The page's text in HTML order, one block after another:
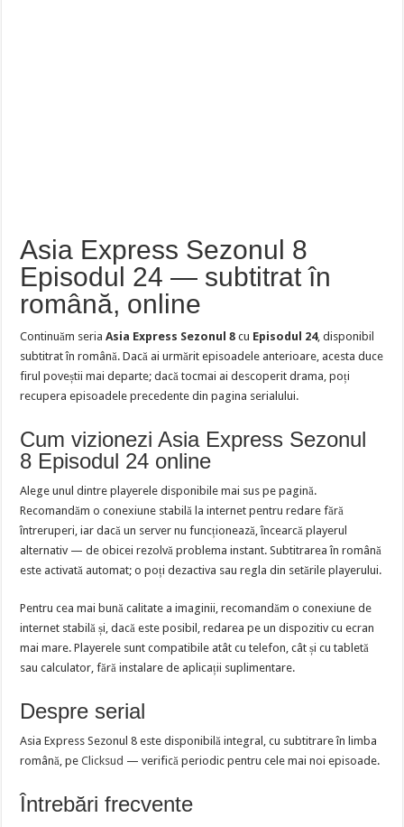
Asia Express Sezonul 8
Episodul 24 — subtitrat în
română, online
Continuăm seriaAsia Express Sezonul 8 cu Episodul 24, disponibil
subtitrat în română. Dacă ai urmărit episoadele anterioare, acesta duce
firul poveștii mai departe; dacă tocmai ai descoperit drama, poți
recupera episoadele precedente din pagina serialului.
Cum vizionezi Asia Express Sezonul
8 Episodul 24 online
Alege unul dintre playerele disponibile mai sus pe pagină.
Recomandăm o conexiune stabilă la internet pentru redare fără
întreruperi, iar dacă un server nu funcționează, încearcă playerul
alternativ — de obicei rezolvă problema instant. Subtitrarea în română
este activată automat; o poți dezactiva sau regla din setările playerului.
Pentru cea mai bună calitate a imaginii, recomandăm o conexiune de
internet stabilă și, dacă este posibil, redarea pe un dispozitiv cu ecran
mai mare. Playerele sunt compatibile atât cu telefon, cât și cu tabletă
sau calculator, fără instalare de aplicații suplimentare.
Despre serial
Asia Express Sezonul 8 este disponibilă integral, cu subtitrare în limba
română, peClicksud — verifică periodic pentru cele mai noi episoade.
Întrebări frecvente